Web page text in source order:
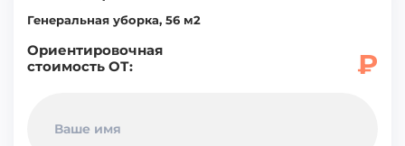
Генеральная уборка, 56 м2
Ориентировочная
стоимость ОТ:
₽